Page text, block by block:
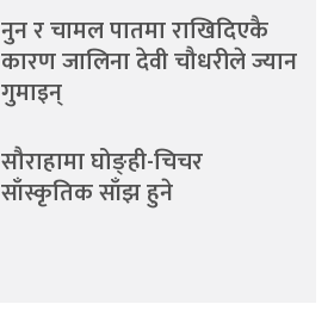
नुन र चामल पातमा राखिदिएकै
कारण जालिना देवी चौधरीले ज्यान
गुमाइन्
सौराहामा घोङ्ही-चिचर
साँस्कृतिक साँझ हुने